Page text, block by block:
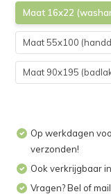
Maat 16x22
Maat 55x100
Maat 90x195
Op werkdagen
verzonden!
Ook verkrijgbaar
Vragen? Bel of